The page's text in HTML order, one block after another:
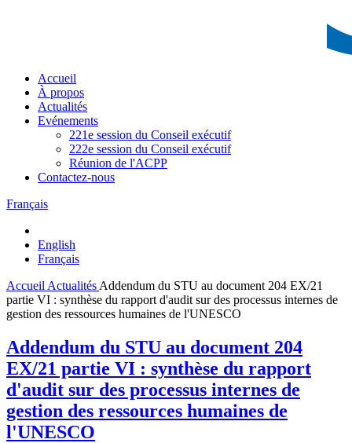
Accueil
À propos
Actualités
Evénements
221e session du Conseil exécutif
222e session du Conseil exécutif
Réunion de l'ACPP
Contactez-nous
Français
English
Français
Accueil Actualités Addendum du STU au document 204 EX/21
partie VI : synthèse du rapport d'audit sur des processus internes de
gestion des ressources humaines de l'UNESCO
Addendum du STU au document 204
EX/21 partie VI : synthèse du rapport
d'audit sur des processus internes de
gestion des ressources humaines de
l'UNESCO